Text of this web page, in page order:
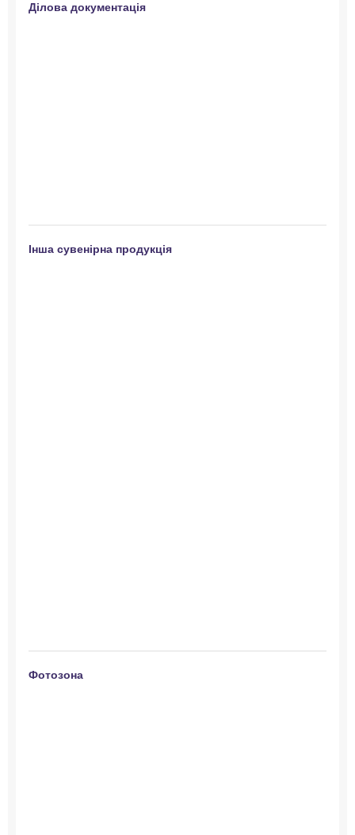
Ділова документація
Інша сувенірна продукція
Фотозона